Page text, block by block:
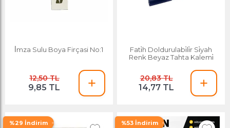
İ̇mza Sulu Boya Firçasi No:1
12,50 TL
9,85 TL
Fati̇h Doldurulabi̇li̇r Si̇yah
Renk Beyaz Tahta Kalemi̇
20,83 TL
14,77 TL
%29 İndirim %53 İndirim